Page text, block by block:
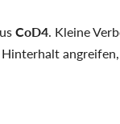
CoD4. Kleine